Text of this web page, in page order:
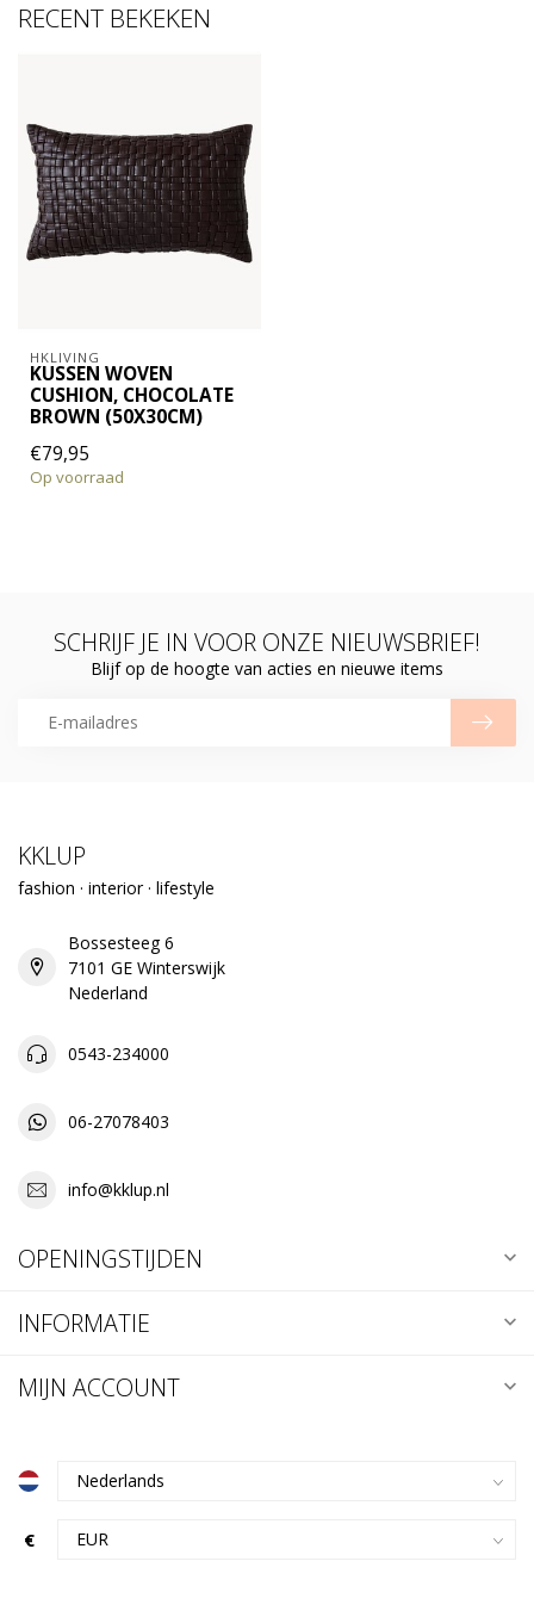
RECENT BEKEKEN
HKLIVING
KUSSEN WOVEN
CUSHION, CHOCOLATE
BROWN (50X30CM)
€79,95
Op voorraad
SCHRIJF JE IN VOOR ONZE NIEUWSBRIEF!
Blijf op de hoogte van acties en nieuwe items
KKLUP
fashion · interior · lifestyle
Bossesteeg 6
7101 GE Winterswijk
Nederland
0543-234000
06-27078403
info@kklup.nl
OPENINGSTIJDEN
INFORMATIE
MIJN ACCOUNT
€